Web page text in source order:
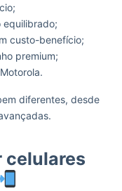
custo-benefício;
premium;
diferentes, desde
celulares